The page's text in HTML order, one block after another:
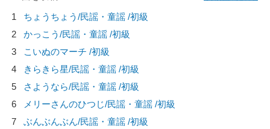
1
ちょうちょう/民謡・童謡 /初級
2
かっこう/民謡・童謡 /初級
3
こいぬのマーチ /初級
4
きらきら星/民謡・童謡 /初級
5
さようなら/民謡・童謡 /初級
6
メリーさんのひつじ/民謡・童謡 /初級
7
ぶんぶんぶん/民謡・童謡 /初級